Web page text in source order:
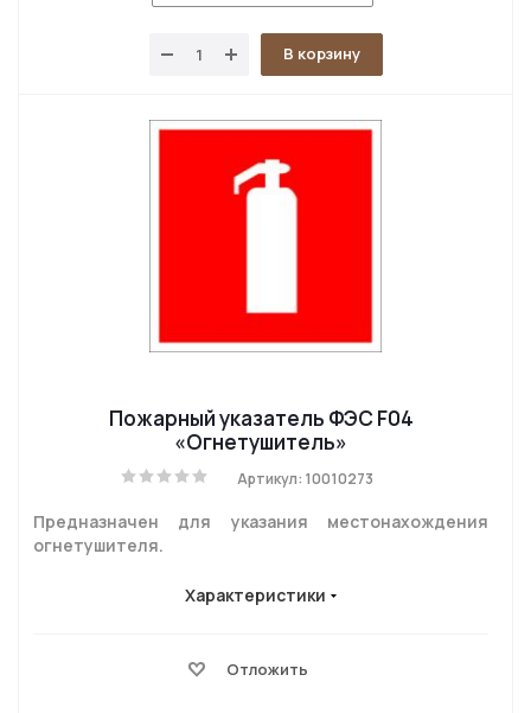
В корзину
Пожарный указатель ФЭС F04
«Огнетушитель»
Артикул: 10010273
Предназначен для указания местонахождения
огнетушителя.
Характеристики
Отложить